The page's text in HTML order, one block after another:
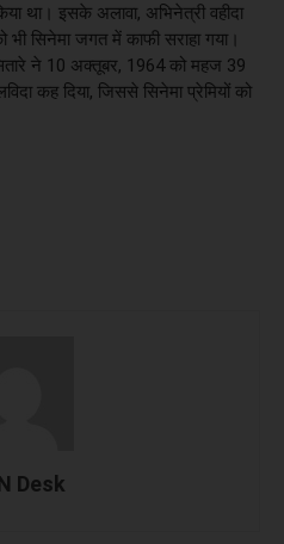
था। इसके अलावा, अभिनेत्री वहीदा
सिनेमा जगत में काफी सराहा गया।
ने 10 अक्तूबर, 1964 को महज 39
कह दिया, जिससे सिनेमा प्रेमियों को
Desk